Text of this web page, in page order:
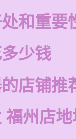
和重要
少钱
店铺推
福州店